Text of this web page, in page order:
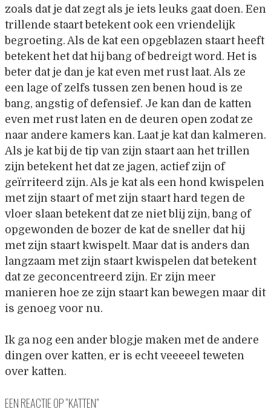
zoals dat je dat zegt als je iets leuks gaat doen. Een
trillende staart betekent ook een vriendelijk
begroeting. Als de kat een opgeblazen staart heeft
betekent het dat hij bang of bedreigt word. Het is
beter dat je dan je kat even met rust laat. Als ze
een lage of zelfs tussen zen benen houd is ze
bang, angstig of defensief. Je kan dan de katten
even met rust laten en de deuren open zodat ze
naar andere kamers kan. Laat je kat dan kalmeren.
Als je kat bij de tip van zijn staart aan het trillen
zijn betekent het dat ze jagen, actief zijn of
geïrriteerd zijn. Als je kat als een hond kwispelen
met zijn staart of met zijn staart hard tegen de
vloer slaan betekent dat ze niet blij zijn, bang of
opgewonden de bozer de kat de sneller dat hij
met zijn staart kwispelt. Maar dat is anders dan
langzaam met zijn staart kwispelen dat betekent
dat ze geconcentreerd zijn. Er zijn meer
manieren hoe ze zijn staart kan bewegen maar dit
is genoeg voor nu.
Ik ga nog een ander blogje maken met de andere
dingen over katten, er is echt veeeeel teweten
over katten.
EEN REACTIE OP “KATTEN”